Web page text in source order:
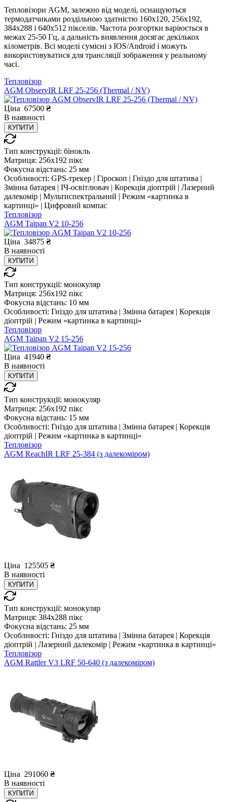
Тепловізори AGM, залежно від моделі, оснащуються
термодатчиками роздільною здатністю 160х120, 256x192,
384х288 і 640х512 пікселів. Частота розгортки варіюється в
межах 25-50 Гц, а дальність виявлення досягає декількох
кілометрів. Всі моделі сумісні з IOS/Android і можуть
використовуватися для трансляції зображення у реальному
часі.
Тепловізор
AGM ObservIR LRF 25-256 (Thermal / NV)
Ціна 67500 ₴
В наявності
КУПИТИ
Тип конструкції: бінокль
Матриця: 256x192 пікс
Фокусна відстань: 25 мм
Особливості: GPS-трекер | Гіроскоп | Гніздо для штатива |
Змінна батарея | ІЧ-освітлювач | Корекція діоптрій | Лазерний
далекомір | Мультиспектральний | Режим «картинка в
картинці» | Цифровий компас
Тепловізор
AGM Taipan V2 10-256
Ціна 34875 ₴
В наявності
КУПИТИ
Тип конструкції: монокуляр
Матриця: 256x192 пікс
Фокусна відстань: 10 мм
Особливості: Гніздо для штатива | Змінна батарея | Корекція
діоптрій | Режим «картинка в картинці»
Тепловізор
AGM Taipan V2 15-256
Ціна 41940 ₴
В наявності
КУПИТИ
Тип конструкції: монокуляр
Матриця: 256x192 пікс
Фокусна відстань: 15 мм
Особливості: Гніздо для штатива | Змінна батарея | Корекція
діоптрій | Режим «картинка в картинці»
Тепловізор
AGM ReachIR LRF 25-384 (з далекоміром)
Ціна 125505 ₴
В наявності
КУПИТИ
Тип конструкції: монокуляр
Матриця: 384x288 пікс
Фокусна відстань: 25 мм
Особливості: Гніздо для штатива | Змінна батарея | Корекція
діоптрій | Лазерний далекомір | Режим «картинка в картинці»
Тепловізор
AGM Rattler V3 LRF 50-640 (з далекоміром)
Ціна 291060 ₴
В наявності
КУПИТИ